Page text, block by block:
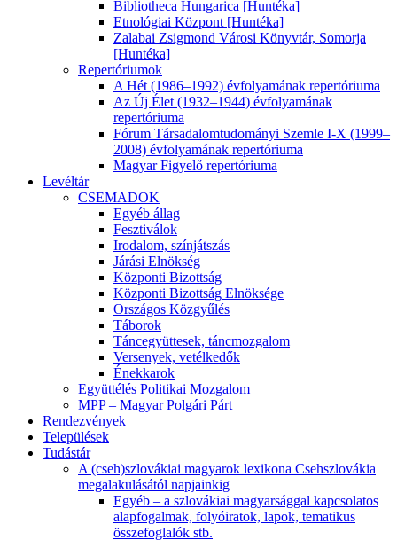
Bibliotheca Hungarica [Huntéka]
Etnológiai Központ [Huntéka]
Zalabai Zsigmond Városi Könyvtár, Somorja
[Huntéka]
Repertóriumok
A Hét (1986–1992) évfolyamának repertóriuma
Az Új Élet (1932–1944) évfolyamának
repertóriuma
Fórum Társadalomtudományi Szemle I-X (1999–
2008) évfolyamának repertóriuma
Magyar Figyelő repertóriuma
Levéltár
CSEMADOK
Egyéb állag
Fesztiválok
Irodalom, színjátszás
Járási Elnökség
Központi Bizottság
Központi Bizottság Elnöksége
Országos Közgyűlés
Táborok
Táncegyüttesek, táncmozgalom
Versenyek, vetélkedők
Énekkarok
Együttélés Politikai Mozgalom
MPP – Magyar Polgári Párt
Rendezvények
Települések
Tudástár
A (cseh)szlovákiai magyarok lexikona Csehszlovákia
megalakulásától napjainkig
Egyéb – a szlovákiai magyarsággal kapcsolatos
alapfogalmak, folyóiratok, lapok, tematikus
összefoglalók stb.